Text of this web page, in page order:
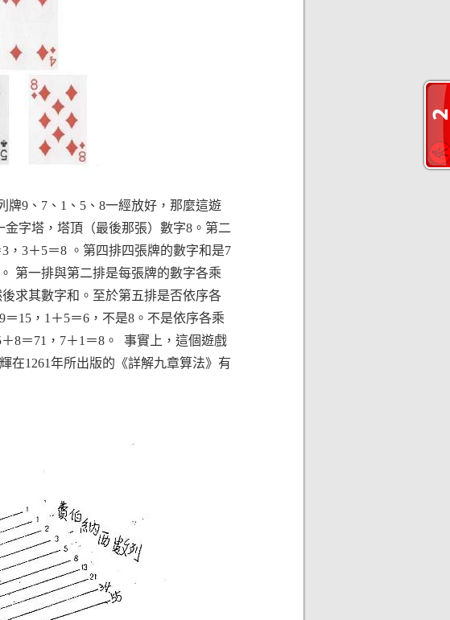
9、7、1、5、8一經放好，那麼這遊
字塔，塔頂（最後那張）數字8。第二
，3＋5＝8 。第四排四張牌的數字和是7
第一排與第二排是每張牌的數字各乘
求其數字和。至於第五排是否依序各
15，1＋5＝6，不是8。不是依序各乘
8＝71，7＋1＝8。 事實上，這個遊戲
在1261年所出版的《詳解九章算法》有